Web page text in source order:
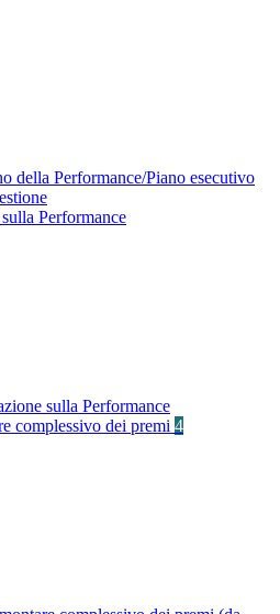
della Performance/Piano esecutivo
Performance
sulla Performance
complessivo dei premi 4